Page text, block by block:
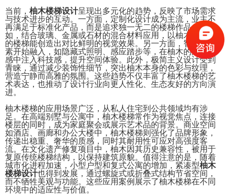
当前， 柚木楼梯设计呈现出多元化的趋势，反映了市场需求
与技术进步的互动。一方面，定制化设计成为主流，业主不
再满足于标准化产品，而是追求独一无二的楼梯作品，例
如，结合玻璃、金属或石材的混合材料应用，以柚木为主体
的楼梯能创造出对比鲜明的视觉效果。另一方面，智能化元
素开始融入，如隐藏式照明、感应踏步等，在柚木的温润质
感中注入科技感，提升空间体验。此外，极简主义设计受到
青睐，通过减少装饰性细节，突出柚木本身的色彩与纹理，
营造宁静而高雅的氛围。这些趋势不仅丰富了柚木楼梯的艺
术表达，也推动了设计行业向更人性化、生态友好的方向演
进。
柚木楼梯的应用场景广泛，从私人住宅到公共领域均有涉
足。在高端别墅与公寓中，柚木楼梯常作为视觉焦点，连接
楼层的同时，成为家庭聚会或展示艺术品的背景。商业空间
如酒店、画廊和办公大楼中，柚木楼梯则强化了品牌形象，
传递出稳重、奢华的质感，同时其耐用性可应对高强度客
流。在文化遗产修复项目中，柚木因其历史兼容性，被用于
复原传统楼梯结构，以保持建筑原貌。值得注意的是，随着
城市化进程加速，小型户型和复式公寓的增加，紧凑型柚木
楼梯设计也得到发展，通过螺旋式或折叠式结构节省空间，
而不牺牲美观与功能。这些应用案例展示了柚木楼梯在不同
环境中的适应性与价值。